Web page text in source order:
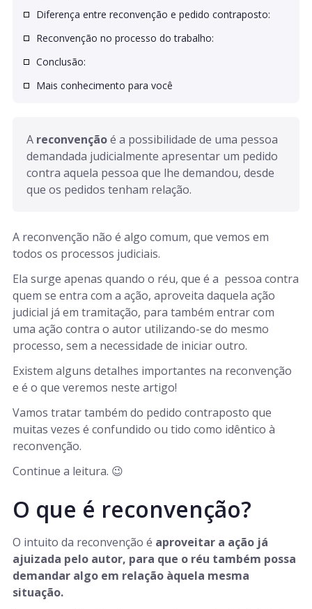
Diferença entre reconvenção e pedido contraposto:
Reconvenção no processo do trabalho:
Conclusão:
Mais conhecimento para você
A reconvenção é a possibilidade de uma pessoa
demandada judicialmente apresentar um pedido
contra aquela pessoa que lhe demandou, desde
que os pedidos tenham relação.
A reconvenção não é algo comum, que vemos em
todos os processos judiciais.
Ela surge apenas quando o réu, que é a pessoa contra
quem se entra com a ação, aproveita daquela ação
judicial já em tramitação, para também entrar com
uma ação contra o autor utilizando-se do mesmo
processo, sem a necessidade de iniciar outro.
Existem alguns detalhes importantes na reconvenção
e é o que veremos neste artigo!
Vamos tratar também do pedido contraposto que
muitas vezes é confundido ou tido como idêntico à
reconvenção.
Continue a leitura. 😉
O que é reconvenção?
O intuito da reconvenção é aproveitar a ação já
ajuizada pelo autor, para que o réu também possa
demandar algo em relação àquela mesma
situação.